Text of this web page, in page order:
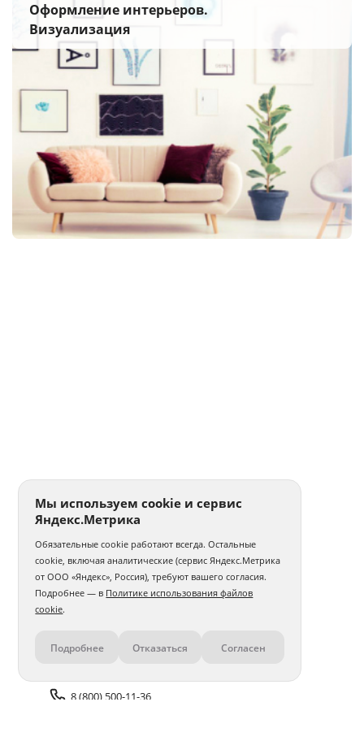
Оформление интерьеров.
Визуализация
Контакты
8 (800) 500-11-36
Мы используем cookie и сервис
Яндекс.Метрика
Обязательные cookie работают всегда. Остальные
cookie, включая аналитические (сервис Яндекс.Метрика
от ООО «Яндекс», Россия), требуют вашего согласия.
Подробнее — в Политике использования файлов
cookie.
Подробнее Отказаться Согласен